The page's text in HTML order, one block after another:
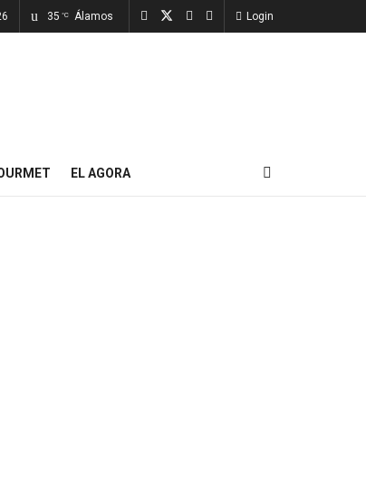
35 °C Álamos Login
EL AGORA